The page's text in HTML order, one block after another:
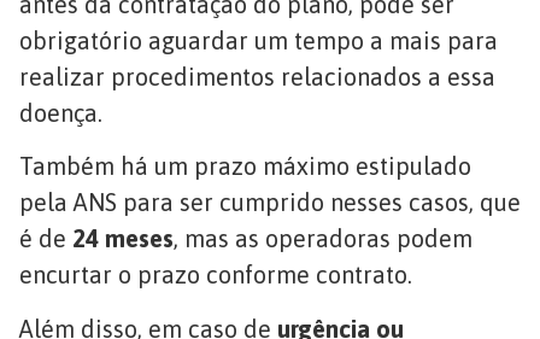
obrigatório aguardar um tempo a mais para
realizar procedimentos relacionados a essa
doença.
Também há um prazo máximo estipulado
pela ANS para ser cumprido nesses casos, que
é de 24 meses, mas as operadoras podem
encurtar o prazo conforme contrato.
Além disso, em caso de urgência ou